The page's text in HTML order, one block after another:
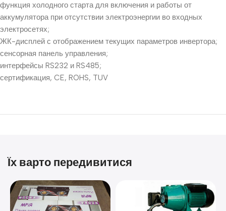
функция холодного старта для включения и работы от
аккумулятора при отсутствии электроэнергии во входных
электросетях;
ЖК-дисплей с отображением текущих параметров инвертора;
сенсорная панель управления;
интерфейсы RS232 и RS485;
сертификация, CE, ROHS, TUV
Їх варто передивитися